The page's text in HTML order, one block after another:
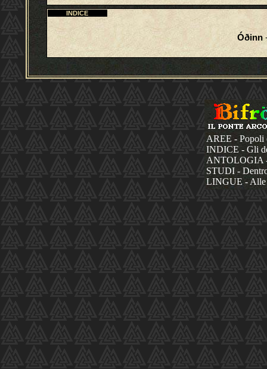
INDICE
Óðinn
AREE - Popoli
INDICE - Gli
ANTOLOGIA
STUDI -
LINGUE - Alle